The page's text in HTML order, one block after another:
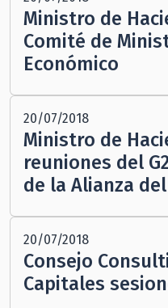
Ministro de
Comité de
Económico
20/07/2018
Ministro de
reuniones del
de la Alianza
20/07/2018
Consejo
Capitales